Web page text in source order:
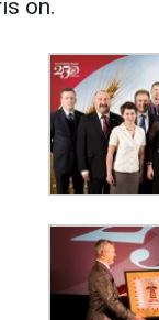
on.